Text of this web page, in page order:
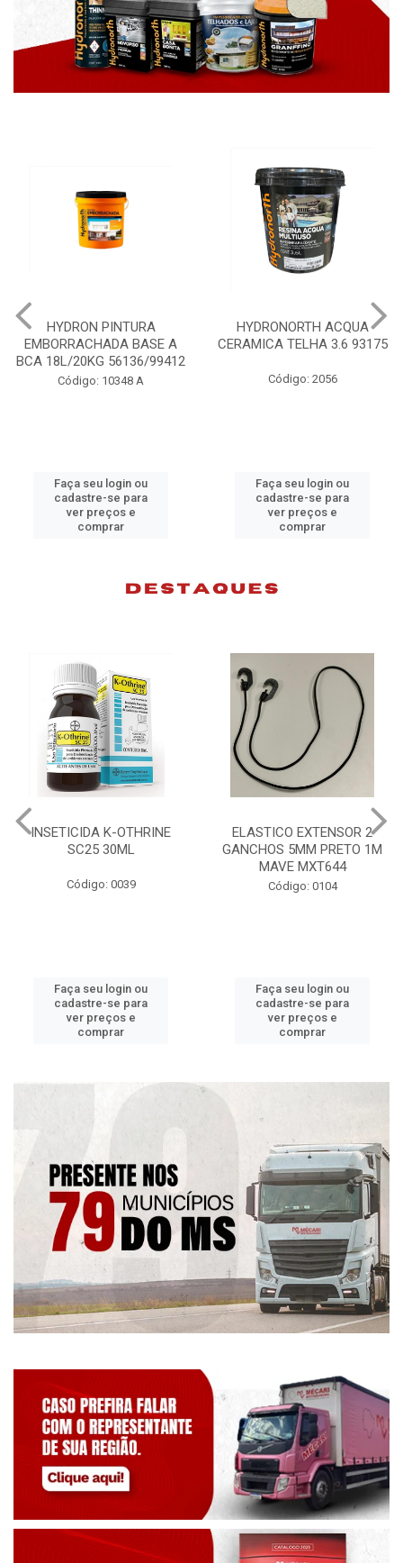
HYDRON PINTURA
EMBORRACHADA BASE A
BCA 18L/20KG 56136/99412
Código: 10348 A
Faça seu login ou
cadastre-se para
ver preços e
comprar
HYDRONORTH ACQUA
CERAMICA TELHA 3.6 93175
Código: 2056
Faça seu login ou
cadastre-se para
ver preços e
comprar
INSETICIDA K-OTHRINE
SC25 30ML
Código: 0039
Faça seu login ou
cadastre-se para
ver preços e
comprar
ELASTICO EXTENSOR 2
GANCHOS 5MM PRETO 1M
MAVE MXT644
Código: 0104
Faça seu login ou
cadastre-se para
ver preços e
comprar